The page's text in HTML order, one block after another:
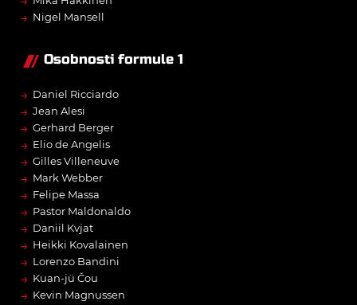
→ Nigel Mansell
Osobnosti formule 1
→ Daniel Ricciardo
→ Jean Alesi
→ Gerhard Berger
→ Elio de Angelis
→ Gilles Villeneuve
→ Mark Webber
→ Felipe Massa
→ Pastor Maldonaldo
→ Daniil Kvjat
→ Heikki Kovalainen
→ Lorenzo Bandini
→ Kuan-jü Čou
→ Kevin Magnussen